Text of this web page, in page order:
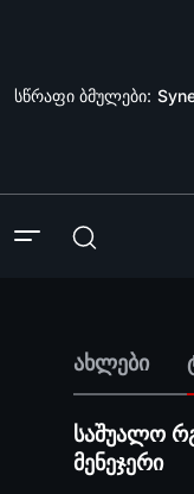
სწრაფი ბმულები:
ახლები
საშუალო
მენეჯერი